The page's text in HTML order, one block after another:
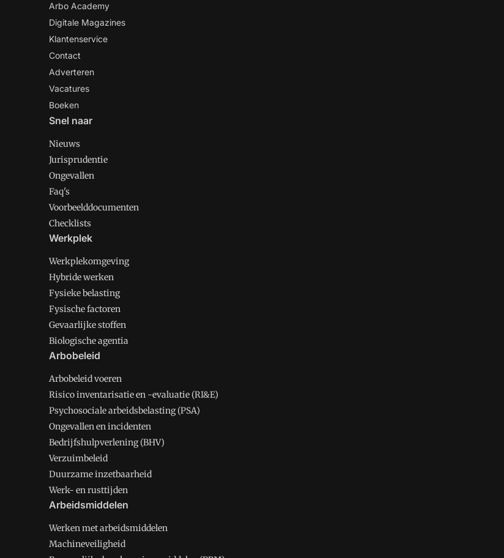
Arbo Academy
Digitale Magazines
Klantenservice
Contact
Adverteren
Vacatures
Boeken
Snel naar
Nieuws
Jurisprudentie
Ongevallen
Faq's
Voorbeelddocumenten
Checklists
Werkplek
Werkplekomgeving
Hybride werken
Fysieke belasting
Fysische factoren
Gevaarlijke stoffen
Biologische agentia
Arbobeleid
Arbobeleid voeren
Risico inventarisatie en -evaluatie (RI&E)
Psychosociale arbeidsbelasting (PSA)
Ongevallen en incidenten
Bedrijfshulpverlening (BHV)
Verzuimbeleid
Duurzame inzetbaarheid
Werk- en rusttijden
Arbeidsmiddelen
Werken met arbeidsmiddelen
Machineveiligheid